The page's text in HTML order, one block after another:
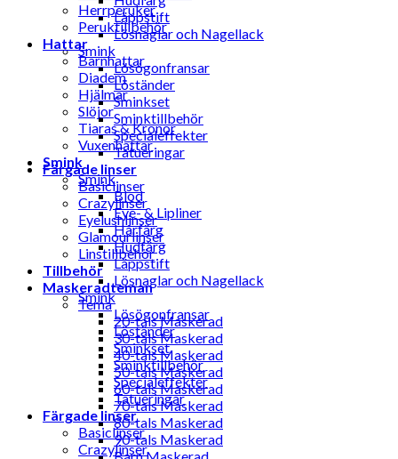
Läppstift
Lösnaglar och Nagellack
Smink
Lösögonfransar
Löständer
Sminkset
Sminktillbehör
Specialeffekter
Tatueringar
Färgade linser
Basiclinser
Crazylinser
Eyelushlinser
Glamourlinser
Linstillbehör
Tillbehör
Maskeradteman
Tema
20-tals Maskerad
30-tals Maskerad
40-tals Maskerad
50-tals Maskerad
60-tals Maskerad
70-tals Maskerad
80-tals Maskerad
90-tals Maskerad
Herrperuker
Peruktillbehör
Hattar
Barnhattar
Diadem
Hjälmar
Slöjor
Tiaras & Kronor
Vuxenhattar
Smink
Smink
Blod
Eye- & Lipliner
Hårfärg
Hudfärg
Läppstift
Lösnaglar och Nagellack
Smink
Lösögonfransar
Löständer
Sminkset
Sminktillbehör
Specialeffekter
Tatueringar
Färgade linser
Basiclinser
Crazylinser